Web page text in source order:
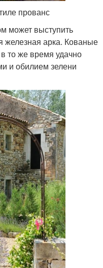
прованс
может выступить
железная арка. Кованые
то же время удачно
и обилием зелени